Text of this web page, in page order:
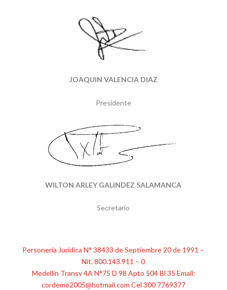
JOAQUIN VALENCIA DIAZ
Presidente
WILTON ARLEY GALINDEZ SALAMANCA
Secretario
Personería Jurídica N° 38433 de Septiembre 20 de 1991 –
Nit. 800.143.911 – 0
Medellín Transv 4A N°75 D 98 Apto 504 Bl 35 Email:
cordemo2005@hotmail.com Cel 300 7769377